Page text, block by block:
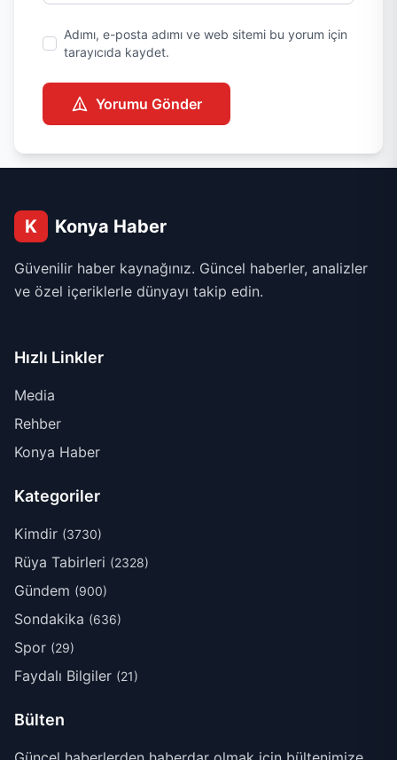
Adımı, e-posta adımı ve web sitemi bu yorum için
tarayıcıda kaydet.
Yorumu Gönder
K Konya Haber
Güvenilir haber kaynağınız. Güncel haberler, analizler
ve özel içeriklerle dünyayı takip edin.
Hızlı Linkler
Media
Rehber
Konya Haber
Kategoriler
Kimdir (3730)
Rüya Tabirleri (2328)
Gündem (900)
Sondakika (636)
Spor (29)
Faydalı Bilgiler (21)
Bülten